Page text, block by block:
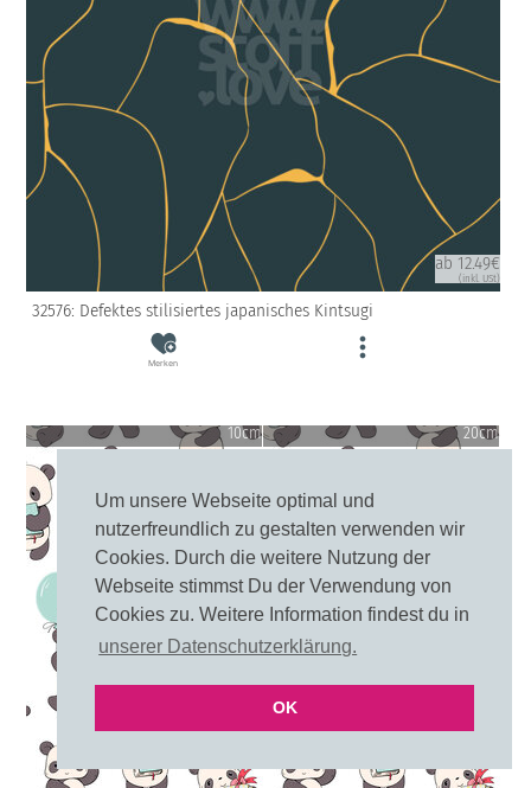
Um unsere Webseite optimal und
nutzerfreundlich zu gestalten verwenden wir
Cookies. Durch die weitere Nutzung der
Webseite stimmst Du der Verwendung von
Cookies zu. Weitere Information findest du in
unserer Datenschutzerklärung.
OK
ab 12.49€
(inkl. USt)
32576: Defektes stilisiertes japanisches Kintsugi
Merken
10cm 20cm